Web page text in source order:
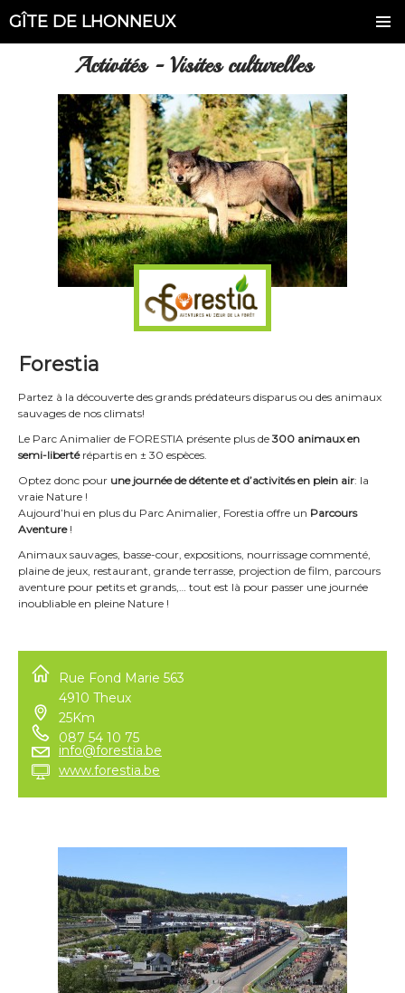
GÎTE DE LHONNEUX
Activités - Visites culturelles
Forestia
Partez à la découverte des grands prédateurs disparus ou des animaux
sauvages de nos climats!
Le Parc Animalier de FORESTIA présente plus de 300 animaux en
semi-libertérépartis en ± 30 espèces.
Optez donc pour une journée de détente et d’activités en plein air: la
vraie Nature !
Aujourd’hui en plus du Parc Animalier, Forestia offre un Parcours
Aventure!
Animaux sauvages, basse-cour, expositions, nourrissage commenté,
plaine de jeux, restaurant, grande terrasse, projection de film, parcours
aventure pour petits et grands,… tout est là pour passer une journée
inoubliable en pleine Nature !
Rue Fond Marie 563
4910 Theux
25Km
087 54 10 75
info@forestia.be
www.forestia.be